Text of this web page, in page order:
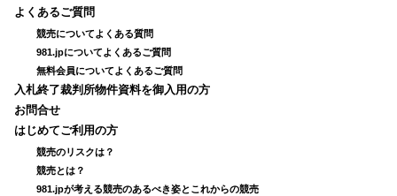
よくあるご質問
競売についてよくある質問
981.jpについてよくあるご質問
無料会員についてよくあるご質問
入札終了裁判所物件資料を御入用の方
お問合せ
はじめてご利用の方
競売のリスクは？
競売とは？
981.jpが考える競売のあるべき姿とこれからの競売